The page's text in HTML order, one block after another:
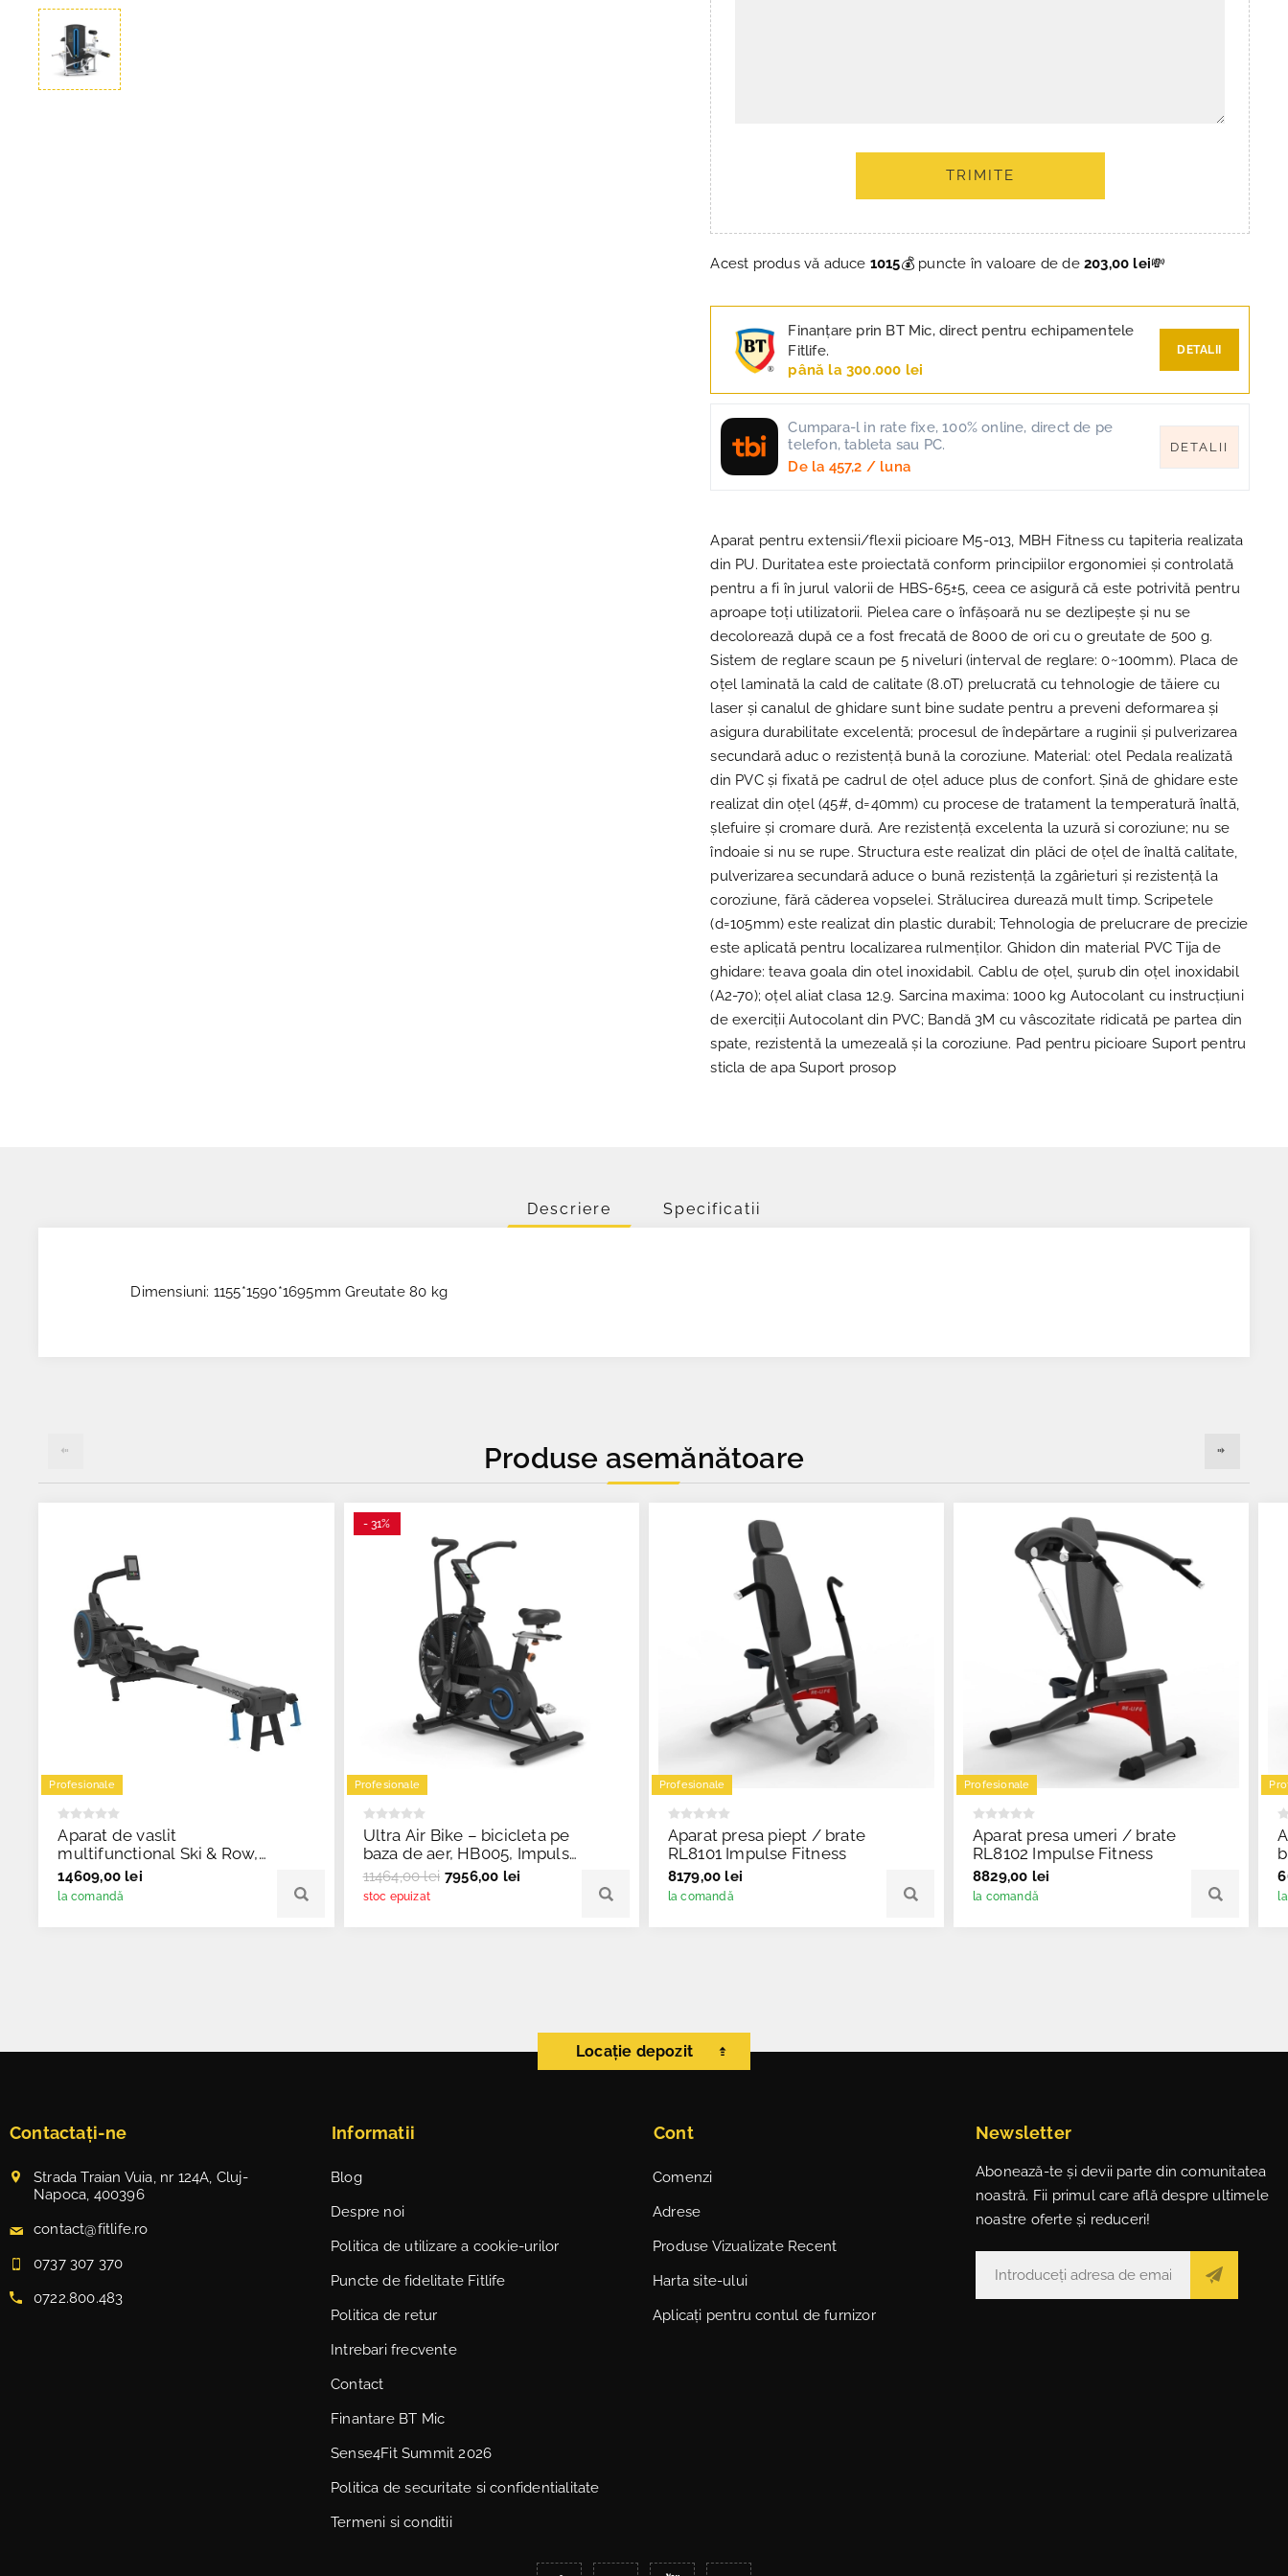
TRIMITE
Acest produs vă aduce 1015💰 puncte în valoare de de 203,00 lei💸
Finanțare prin BT Mic, direct pentru echipamentele
Fitlife.
până la 300.000 lei
DETALII
Cumpara-l in rate fixe, 100% online, direct de pe
telefon, tableta sau PC.
De la 457,2 / luna
DETALII
Aparat pentru extensii/flexii picioare M5-013, MBH Fitness cu tapiteria realizata
din PU. Duritatea este proiectată conform principiilor ergonomiei și controlată
pentru a fi în jurul valorii de HBS-65±5, ceea ce asigură că este potrivită pentru
aproape toți utilizatorii. Pielea care o înfășoară nu se dezlipește și nu se
decolorează după ce a fost frecată de 8000 de ori cu o greutate de 500 g.
Sistem de reglare scaun pe 5 niveluri (interval de reglare: 0~100mm). Placa de
oțel laminată la cald de calitate (8.0T) prelucrată cu tehnologie de tăiere cu
laser și canalul de ghidare sunt bine sudate pentru a preveni deformarea și
asigura durabilitate excelentă; procesul de îndepărtare a ruginii și pulverizarea
secundară aduc o rezistență bună la coroziune. Material: otel Pedala realizată
din PVC și fixată pe cadrul de oțel aduce plus de confort. Șină de ghidare este
realizat din oțel (45#, d=40mm) cu procese de tratament la temperatură înaltă,
șlefuire și cromare dură. Are rezistență excelenta la uzură si coroziune; nu se
îndoaie si nu se rupe. Structura este realizat din plăci de oțel de înaltă calitate,
pulverizarea secundară aduce o bună rezistență la zgârieturi și rezistență la
coroziune, fără căderea vopselei. Strălucirea durează mult timp. Scripetele
(d=105mm) este realizat din plastic durabil; Tehnologia de prelucrare de precizie
este aplicată pentru localizarea rulmenților. Ghidon din material PVC Tija de
ghidare: teava goala din otel inoxidabil. Cablu de oțel, șurub din oțel inoxidabil
(A2-70); oțel aliat clasa 12.9. Sarcina maxima: 1000 kg Autocolant cu instrucțiuni
de exerciții Autocolant din PVC; Bandă 3M cu vâscozitate ridicată pe partea din
spate, rezistentă la umezeală și la coroziune. Pad pentru picioare Suport pentru
sticla de apa Suport prosop
Descriere Specificatii
Dimensiuni: 1155*1590*1695mm Greutate 80 kg
Produse asemănătoare
Profesionale
Aparat de vaslit
multifunctional Ski & Row,
HSR007-WX, Impulse
Fitness
14609,00 lei
la comandă
- 31%
Profesionale
Ultra Air Bike – bicicleta pe
baza de aer, HB005, Impulse
Fitness
11464,00 lei 7956,00 lei
stoc epuizat
Profesionale
Aparat presa piept / brate
RL8101 Impulse Fitness
8179,00 lei
la comandă
Profesionale
Aparat presa umeri / brate
RL8102 Impulse Fitness
8829,00 lei
la comandă
Locație depozit
Contactați-ne
Strada Traian Vuia, nr 124A, Cluj-
Napoca, 400396
contact@fitlife.ro
0737 307 370
0722.800.483
Informatii
Blog
Despre noi
Politica de utilizare a cookie-urilor
Puncte de fidelitate Fitlife
Politica de retur
Intrebari frecvente
Contact
Finantare BT Mic
Sense4Fit Summit 2026
Politica de securitate si confidentialitate
Termeni si conditii
Cont
Comenzi
Adrese
Produse Vizualizate Recent
Harta site-ului
Aplicați pentru contul de furnizor
Newsletter
Abonează-te și devii parte din comunitatea
noastră. Fii primul care află despre ultimele
noastre oferte și reduceri!